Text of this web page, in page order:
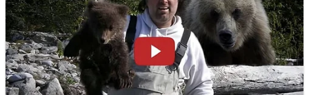
Creez aplicatie
ANDROID pentru siteul
tau